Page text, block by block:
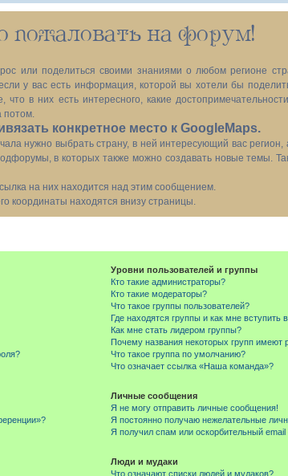
пожаловать на форум!
или поделиться своими знаниями о любом регионе
у вас есть информация, которой вы хотели бы
в них есть интересного, какие
потом.
конкретное место к GoogleMaps.
нужно выбрать страну, в ней интересующий вас
в которых также можно создавать новые темы.
на них находится над этим сообщением.
координаты находятся внизу страницы.
Уровни пользователей и группы
Кто такие администраторы?
Кто такие модераторы?
Что такое группы пользователей?
Где находятся группы и как мне вступить
Как мне стать лидером группы?
Почему названия некоторых групп имеют
Что такое группа по умолчанию?
Что означает ссылка «Наша команда»?
Личные сообщения
Я не могу отправить личные сообщения!
Я постоянно получаю нежелательные
Я получил спам или оскорбительный email
Люди и мудаки
Что означают списки людей и мудаков?